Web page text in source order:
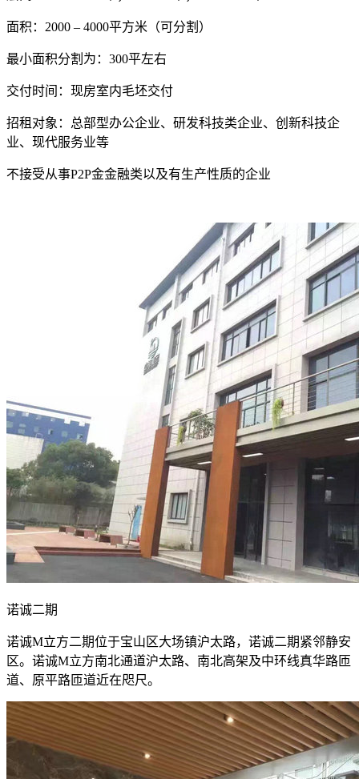
面积：2000 – 4000平方米（可分割）
最小面积分割为：300平左右
交付时间：现房室内毛坯交付
招租对象：总部型办公企业、研发科技类企业、创新科技企
业、现代服务业等
不接受从事P2P⾦金融类以及有生产性质的企业
诺诚二期
诺诚M立方二期位于宝山区大场镇沪太路，诺诚二期紧邻静安
区。诺诚M立方南北通道沪太路、南北高架及中环线真华路匝
道、原平路匝道近在咫尺。